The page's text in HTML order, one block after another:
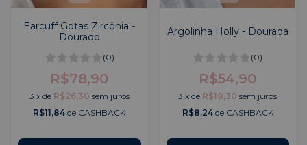
Earcuff Gotas Zircônia -
Dourado
(0)
R$78,90
3 x de R$26,30 sem juros
R$11,84 de CASHBACK
Argolinha Holly - Dourada
(0)
R$54,90
3 xde R$18,30 sem juros
R$8,24de CASHBACK